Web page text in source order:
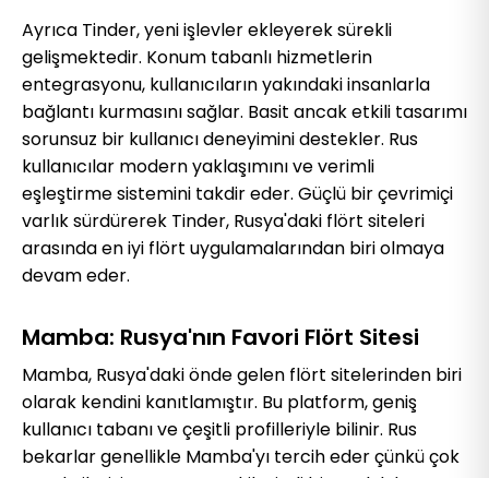
Ayrıca Tinder, yeni işlevler ekleyerek sürekli
gelişmektedir. Konum tabanlı hizmetlerin
entegrasyonu, kullanıcıların yakındaki insanlarla
bağlantı kurmasını sağlar. Basit ancak etkili tasarımı
sorunsuz bir kullanıcı deneyimini destekler. Rus
kullanıcılar modern yaklaşımını ve verimli
eşleştirme sistemini takdir eder. Güçlü bir çevrimiçi
varlık sürdürerek Tinder, Rusya'daki flört siteleri
arasında en iyi flört uygulamalarından biri olmaya
devam eder.
Mamba: Rusya'nın Favori Flört Sitesi
Mamba, Rusya'daki önde gelen flört sitelerinden biri
olarak kendini kanıtlamıştır. Bu platform, geniş
kullanıcı tabanı ve çeşitli profilleriyle bilinir. Rus
bekarlar genellikle Mamba'yı tercih eder çünkü çok